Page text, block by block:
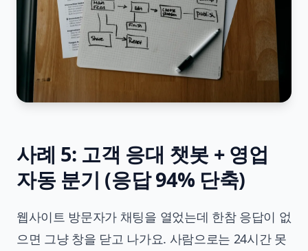
사례 5: 고객 응대 챗봇 + 영업
자동 분기 (응답 94% 단축)
웹사이트 방문자가 채팅을 열었는데 한참 응답이 없
으면 그냥 창을 닫고 나가요. 사람으로는 24시간 못